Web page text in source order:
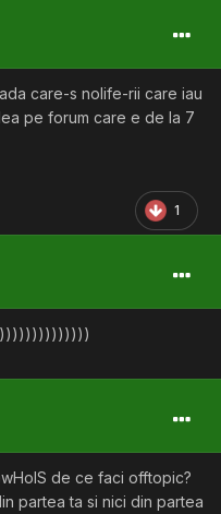
care-s nolife-rii care iau
pe forum care e de la 7
1
de ce faci offtopic?
partea ta si nici din partea